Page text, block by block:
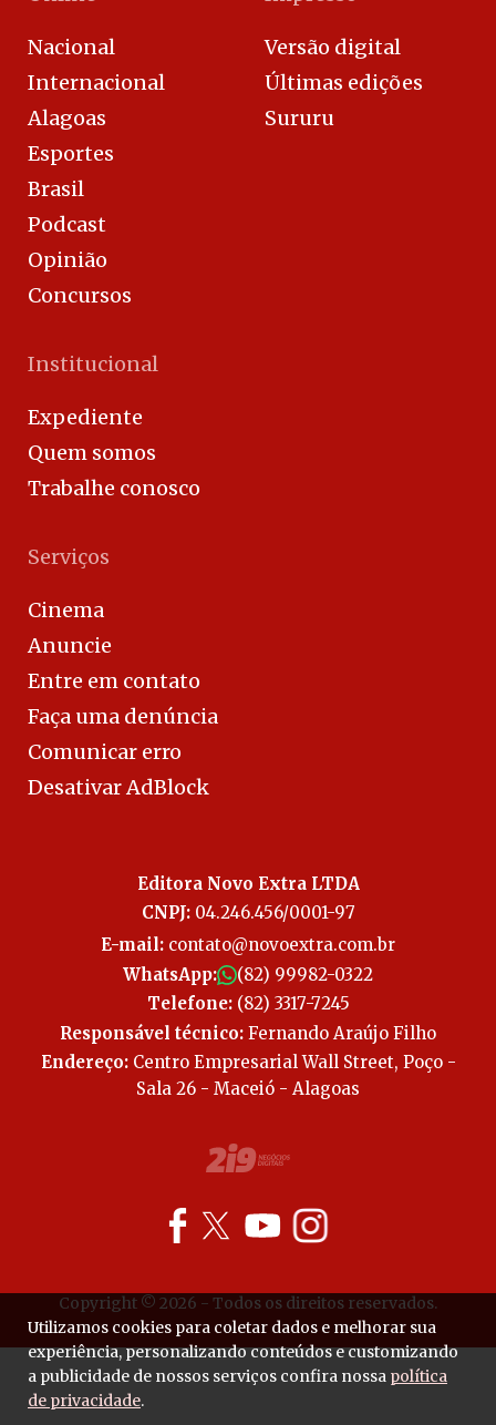
Nacional
Internacional
Alagoas
Esportes
Brasil
Podcast
Opinião
Concursos
Versão digital
Últimas edições
Sururu
Institucional
Expediente
Quem somos
Trabalhe conosco
Serviços
Cinema
Anuncie
Entre em contato
Faça uma denúncia
Comunicar erro
Desativar AdBlock
Editora Novo Extra LTDA
CNPJ:04.246.456/0001-97
E-mail: contato@novoextra.com.br
WhatsApp:
(82) 99982-0322
Telefone:(82) 3317-7245
Responsável técnico: Fernando Araújo Filho
Endereço:Centro Empresarial Wall Street, Poço -
Sala 26 - Maceió - Alagoas
Copyright © 2026 - Todos os direitos reservados.
Utilizamos cookies para coletar dados e melhorar sua
experiência, personalizando conteúdos e customizando
a publicidade de nossos serviços confira nossa política
de privacidade.